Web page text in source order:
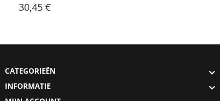
30,45 €
CATEGORIEËN
INFORMATIE